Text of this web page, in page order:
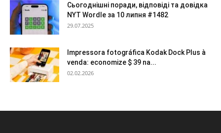
Сьогоднішні поради, відповіді та довідка
NYT Wordle за 10 липня #1482
29.07.2025
Impressora fotográfica Kodak Dock Plus à
venda: economize $ 39 na...
02.02.2026